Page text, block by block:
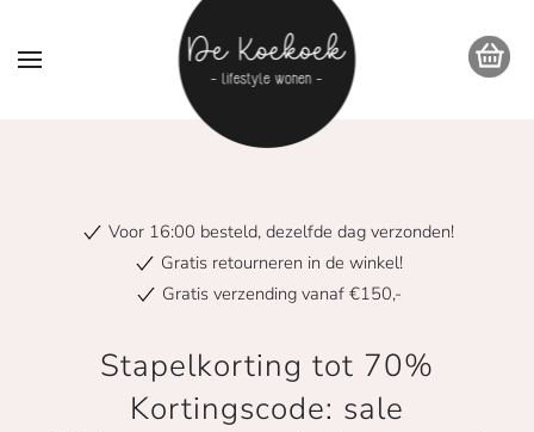
Voor 16:00 besteld, dezelfde dag verzonden!
Gratis retourneren in de winkel!
Gratis verzending vanaf €150,-
Stapelkorting tot 70%
Kortingscode: sale